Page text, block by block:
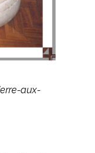
aux-